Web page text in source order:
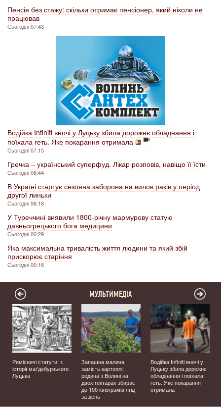
Пенсія без стажу: скільки отримає пенсіонер, який ніколи не
працював
Сьогодні 07:43
Водійка Infiniti вночі у Луцьку збила дорожнє обладнання і
поїхала геть. Яке покарання отримала
Сьогодні 07:15
Гречка – український суперфуд. Лікар розповів, навіщо її їсти
Сьогодні 06:44
В Україні стартує сезонна заборона на вилов раків у період
другої линьки
Сьогодні 06:18
У Туреччині виявили 1800-річну мармурову статую
давньогрецького бога медицини
Сьогодні 00:29
Яка максимальна тривалість життя людини та який збій
прискорює старіння
Сьогодні 00:16
МУЛЬТИМЕДІА
Ремісничі статути: з
історії маґдебурзького
Луцька
Запашна малина
замість картоплі:
родина з Волині на
двох гектарах збирає
до 100 кілограмів ягід
за день
Водійка Infiniti вночі у
Луцьку збила дорожнє
обладнання і поїхала
геть. Яке покарання
отримала